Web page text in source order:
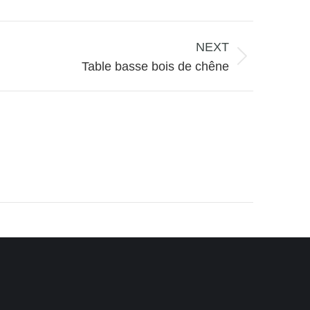
NEXT
Table basse bois de chêne